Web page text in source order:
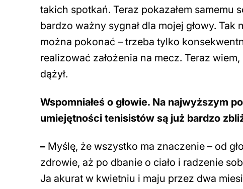
takich spotkań. Teraz pokazałem samemu
bardzo ważny sygnał dla mojej głowy.
można pokonać – trzeba tylko
realizować założenia na mecz. Teraz
dążył.
Wspomniałeś o głowie. Na najwyższym
umiejętności tenisistów są już bardzo
– Myślę, że wszystko ma znaczenie – od
zdrowie, aż po dbanie o ciało i radzenie
Ja akurat w kwietniu i maju przez dwa